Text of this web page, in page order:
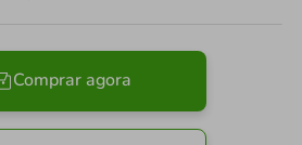
Comprar agora